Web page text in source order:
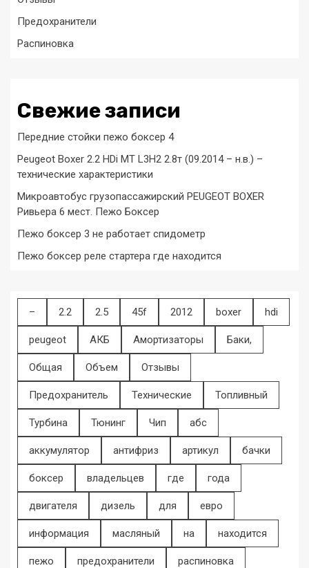
Предохранители
Распиновка
Свежие записи
Передние стойки пежо боксер 4
Peugeot Boxer 2.2 HDi MT L3H2 2.8т (09.2014 – н.в.) –
технические характеристики
Микроавтобус грузопассажирский PEUGEOT BOXER
Ривьера 6 мест. Пежо Боксер
Пежо боксер 3 не работает спидометр
Пежо боксер реле стартера где находится
– 2.2 2.5 45f 2012 boxer hdi
peugeot АКБ Амортизаторы Баки,
Общая Объем Отзывы
Предохранитель Технические Топливный
Турбина Тюнинг Чип абс
аккумулятор антифриз артикул бачки
боксер владельцев где года
двигателя дизель для евро
информация масляный на находится
пежо предохранители распиновка